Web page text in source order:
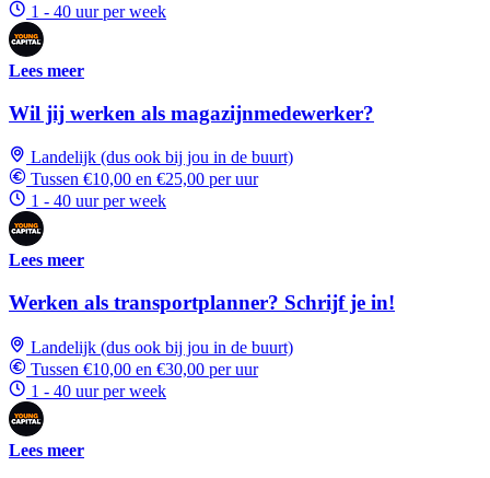
1 - 40 uur per week
Lees meer
Wil jij werken als magazijnmedewerker?
Landelijk (dus ook bij jou in de buurt)
Tussen €10,00 en €25,00 per uur
1 - 40 uur per week
Lees meer
Werken als transportplanner? Schrijf je in!
Landelijk (dus ook bij jou in de buurt)
Tussen €10,00 en €30,00 per uur
1 - 40 uur per week
Lees meer